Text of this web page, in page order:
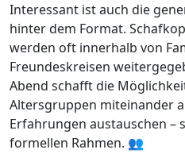
Interessant ist auch die
hinter dem Format.
werden oft innerhalb von
Freundeskreisen
Abend schafft die
Altersgruppen miteinander
Erfahrungen austauschen –
formellen Rahmen. 👥